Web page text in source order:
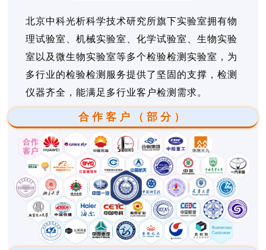
北京中科光析科学技术研究所旗下实验室拥有物
理试验室、机械实验室、化学试验室、生物实验
室以及微生物实验室等多个检验检测实验室，为
多行业的检验检测服务提供了坚固的支撑，检测
仪器齐全，能满足多行业客户检测需求。
合作客户（部分）